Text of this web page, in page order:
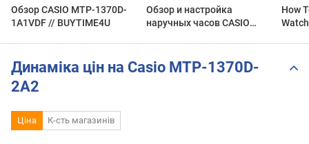
Обзор CASIO MTP-1370D-
1A1VDF // BUYTIME4U
Обзор и настройка
наручных часов CASIO
How
Динаміка цін на Casio MTP-1370D-
2A2
Ціна К-сть магазинів